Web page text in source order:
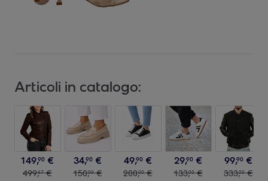
Articoli in catalogo:
149,90 €
499,67 €
34,90 €
150,00 €
49,90 €
200,00 €
29,90 €
133,00 €
99,90 €
333,00 €